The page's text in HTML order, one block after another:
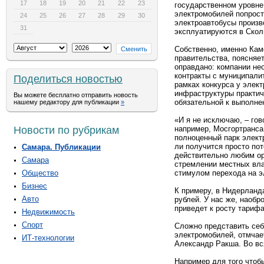
17 18 19 20 21 22
23
24
25 26 27 28 29
30
31
Поделиться новостью
Вы можете бесплатно отправить новость
нашему редактору для публикации »
Новости по рубрикам
Самара. Публикации
Самара
Общество
Бизнес
Авто
Недвижимость
Спорт
ИТ-технологии
государственном
электромобилей
электроавтобусы
эксплуатируются в
Собственно, именно
правительства,
оправдано: компании
контракты с
рамках конкурса у
инфраструктуры
обязательной к
«И я не исключаю, –
например,
полноценный парк
ли получится просто
действительно любим
стремлении местных
стимулом перехода на
К примеру, в
рублей. У нас же,
приведет к росту
Сложно представить
электромобилей,
Александр Ракша. Во
Например для того